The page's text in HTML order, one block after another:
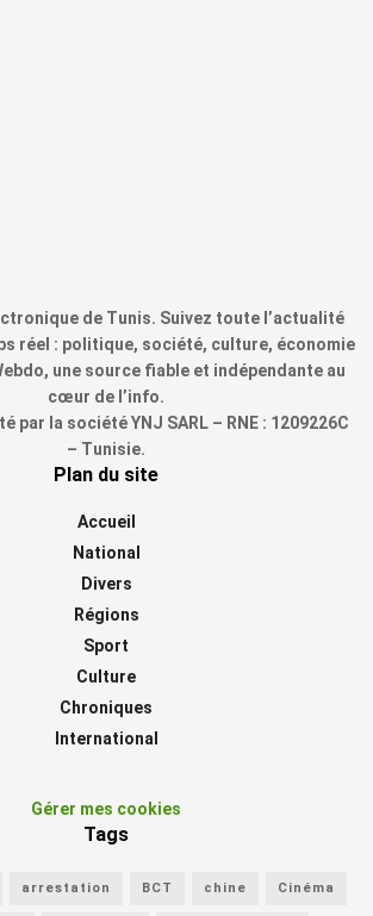
de Tunis. Suivez toute l’actualité
réel : politique, société, culture, économie
une source fiable et indépendante au
cœur de l’info.
par la société YNJ SARL – RNE : 1209226C
– Tunisie.
Plan du site
Accueil
National
Divers
Régions
Sport
Culture
Chroniques
International
Gérer mes cookies
Tags
arrestation BCT chine Cinéma